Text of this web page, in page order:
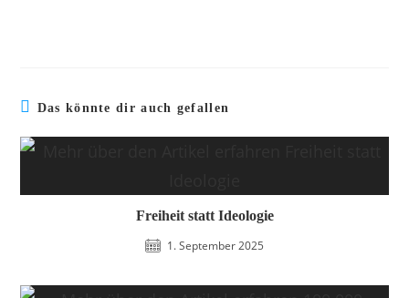
Das könnte dir auch gefallen
Freiheit statt Ideologie
1. September 2025